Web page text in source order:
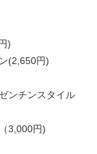
)
(2,650円)
ンチンスタイル
3,000円)